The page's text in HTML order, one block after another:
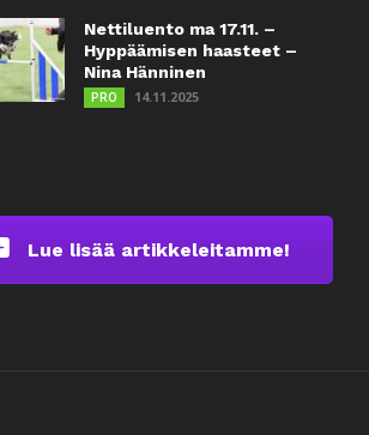
Nettiluento ma 17.11. –
Hyppäämisen haasteet –
Nina Hänninen
PRO 14.11.2025
Lue lisää artikkeleitamme!